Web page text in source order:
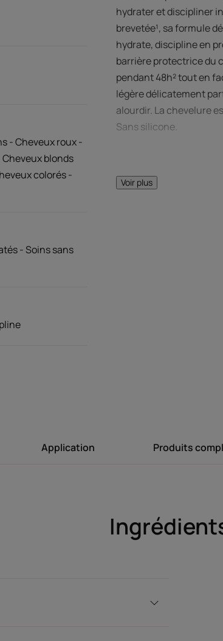
- Cheveux roux -
blonds
colorés -
- Soins sans
hydrater et discipliner
brevetée¹, sa formule
hydrate, discipline en
barrière protectrice du
pendant 48h² tout en
légère délicatement
alourdir. La chevelure
Sans silicone.
Voir plus
Application Produits